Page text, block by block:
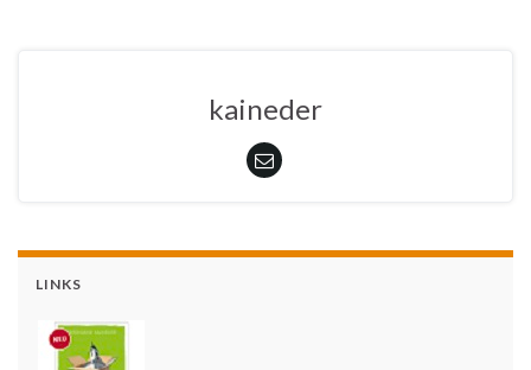
kaineder
LINKS